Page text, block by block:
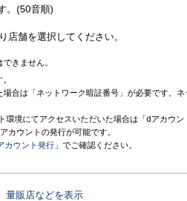
。(50音順)
店舗を選択してください。
きません。
場合は「ネットワーク暗証番号」が必要です。
環境にてアクセスいただいた場合は「dアカウ
カウントの発行が可能です。
カウント発行 」でご確認ください。
量販店などを表示